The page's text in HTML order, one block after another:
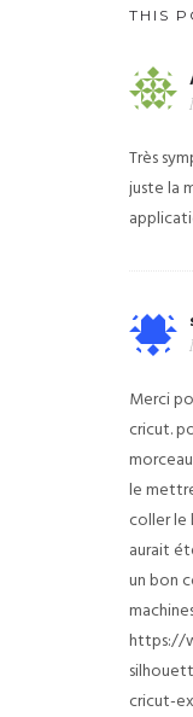
THIS
Très
juste la
Merci
cricut.
le
coller
aurait
un bon
https://
cricut-